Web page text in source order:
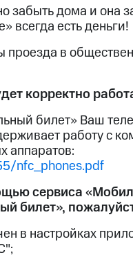
дома и она
всегда есть деньги!
в
корректно
билет» Ваш
работу с
аппаратов:
nfc_phones.pdf
сервиса
билет»,
в настройках